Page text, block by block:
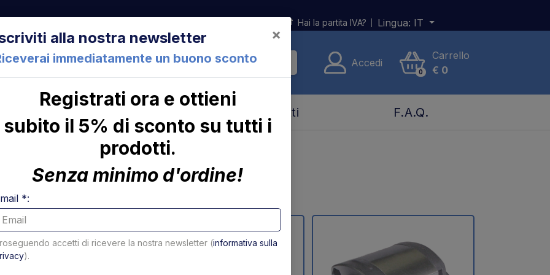
Cesena (FC) Italia Hai la partita IVA? Lingua: IT
Accedi
0
Carrello
€ 0
Contatti F.A.Q.
alla nostra newsletter
immediatamente un buono sconto
×
Registrati ora e ottieni
subito il 5% di sconto su tutti i
prodotti.
Senza minimo d'ordine!
*:
accetti di ricevere la nostra newsletter (informativa sulla
).